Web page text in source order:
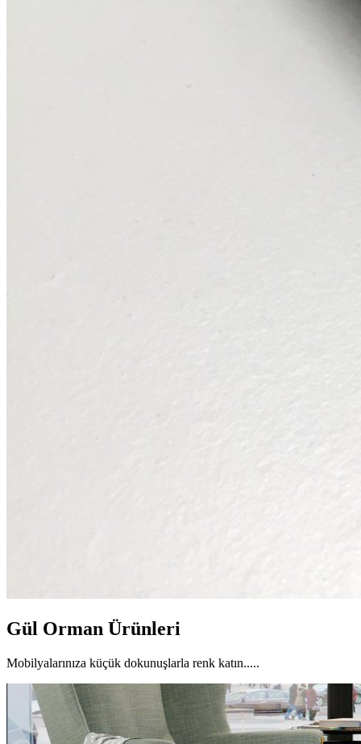
Gül Orman Ürünleri
Mobilyalarınıza küçük dokunuşlarla renk katın.....